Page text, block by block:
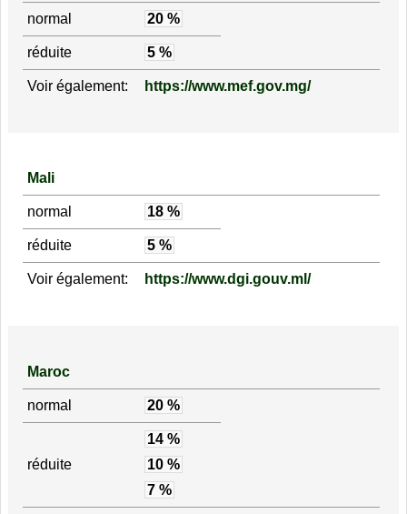
normal 20 %
réduite 5 %
Voir également: https://www.mef.gov.mg/
Mali
normal 18 %
réduite 5 %
Voir également: https://www.dgi.gouv.ml/
Maroc
normal 20 %
réduite
14 %
10 %
7 %